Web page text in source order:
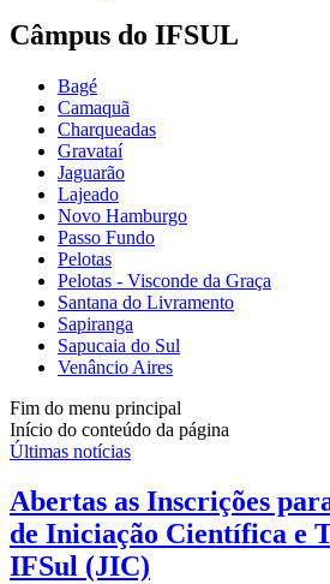
Câmpus do IFSUL
Bagé
Camaquã
Charqueadas
Gravataí
Jaguarão
Lajeado
Novo Hamburgo
Passo Fundo
Pelotas
Pelotas - Visconde da Graça
Santana do Livramento
Sapiranga
Sapucaia do Sul
Venâncio Aires
Fim do menu principal
Início do conteúdo da página
Últimas notícias
Abertas as Inscrições
de Iniciação Científica e
IFSul (JIC)